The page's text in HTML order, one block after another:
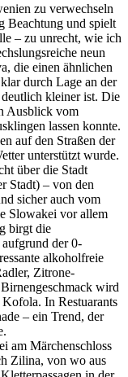
zu verwechseln
Beachtung und spielt
– zu unrecht, wie ich
neun
die einen ähnlichen
durch Lage an der
kleiner ist. Die
Ausblick vom
lassen konnte.
auf den Straßen der
unterstützt wurde.
über die Stadt
Stadt) – von den
sicher auch vom
Slowakei vor allem
birgt die
der 0-
alkoholfreie
Zitrone-
wird
In Restuarants
– ein Trend, der
am Märchenschloss
Zilina, von wo aus